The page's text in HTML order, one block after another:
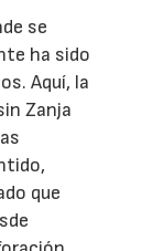
se
ha sido
Aquí, la
Zanja
que